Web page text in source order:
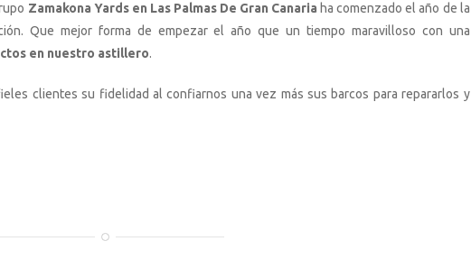
Zamakona Yards en Las Palmas De Gran Canaria ha comenzado el año de la
Que mejor forma de empezar el año que un tiempo maravilloso con una
en nuestro astillero.
clientes su fidelidad al confiarnos una vez más sus barcos para repararlos y